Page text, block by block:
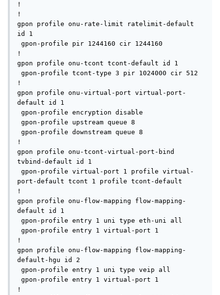
!
!
gpon profile onu-rate-limit ratelimit-default
id 1
gpon-profile pir 1244160 cir 1244160
!
gpon profile onu-tcont tcont-default id 1
gpon-profile tcont-type 3 pir 1024000 cir 512
!
gpon profile onu-virtual-port virtual-port-
default id 1
gpon-profile encryption disable
gpon-profile upstream queue 8
gpon-profile downstream queue 8
!
gpon profile onu-tcont-virtual-port-bind
tvbind-default id 1
gpon-profile virtual-port 1 profile virtual-
port-default tcont 1 profile tcont-default
!
gpon profile onu-flow-mapping flow-mapping-
default id 1
gpon-profile entry 1 uni type eth-uni all
gpon-profile entry 1 virtual-port 1
!
gpon profile onu-flow-mapping flow-mapping-
default-hgu id 2
gpon-profile entry 1 uni type veip all
gpon-profile entry 1 virtual-port 1
!